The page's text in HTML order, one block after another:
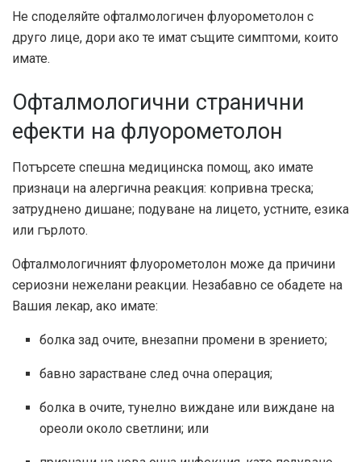
Не споделяйте офталмологичен флуорометолон с
друго лице, дори ако те имат същите симптоми, които
имате.
Офталмологични странични
ефекти на флуорометолон
Потърсете спешна медицинска помощ, ако имате
признаци на алергична реакция: копривна треска;
затруднено дишане; подуване на лицето, устните, езика
или гърлото.
Офталмологичният флуорометолон може да причини
сериозни нежелани реакции. Незабавно се обадете на
Вашия лекар, ако имате:
болка зад очите, внезапни промени в зрението;
бавно зарастване след очна операция;
болка в очите, тунелно виждане или виждане на
ореоли около светлини; или